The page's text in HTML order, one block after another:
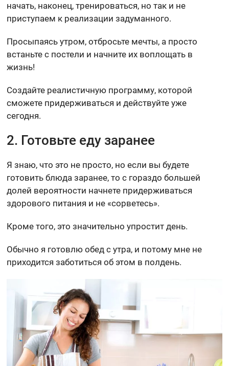
начать, наконец, тренироваться, но так и не
приступаем к реализации задуманного.
Просыпаясь утром, отбросьте мечты, а просто
встаньте с постели и начните их воплощать в
жизнь!
Создайте реалистичную программу, которой
сможете придерживаться и действуйте уже
сегодня.
2. Готовьте еду заранее
Я знаю, что это не просто, но если вы будете
готовить блюда заранее, то с гораздо большей
долей вероятности начнете придерживаться
здорового питания и не «сорветесь».
Кроме того, это значительно упростит день.
Обычно я готовлю обед с утра, и потому мне не
приходится заботиться об этом в полдень.